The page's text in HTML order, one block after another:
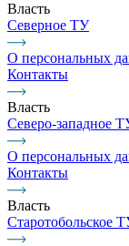
Власть
Северное ТУ
О персональных
Контакты
Власть
Северо-западное
О персональных
Контакты
Власть
Старотобольское